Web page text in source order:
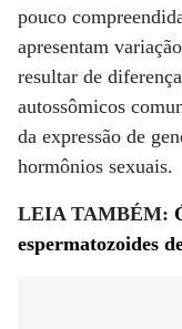
pouco
apresentam
resultar de
autossômicos
da expressão de
hormônios sexuais.
LEIA TAMBÉM:
espermatozoides